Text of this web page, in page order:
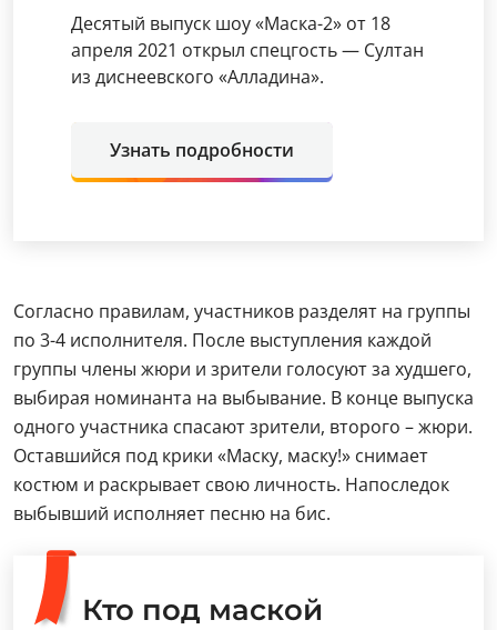
Десятый выпуск шоу «Маска-2» от 18
апреля 2021 открыл спецгость — Султан
из диснеевского «Алладина».
Узнать подробности
Согласно правилам, участников разделят на группы
по 3-4 исполнителя. После выступления каждой
группы члены жюри и зрители голосуют за худшего,
выбирая номинанта на выбывание. В конце выпуска
одного участника спасают зрители, второго – жюри.
Оставшийся под крики «Маску, маску!» снимает
костюм и раскрывает свою личность. Напоследок
выбывший исполняет песню на бис.
Кто под маской